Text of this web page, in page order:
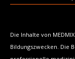
Die Inhalte von
Bildungszwecken. Die